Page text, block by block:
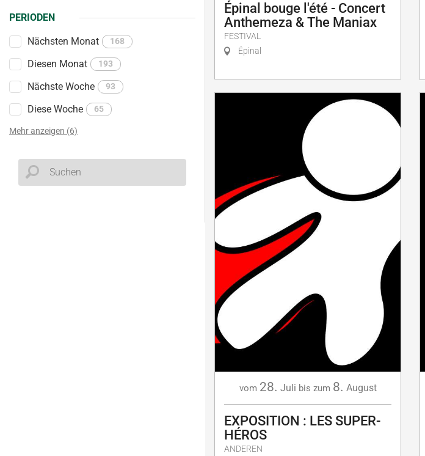
PERIODEN
Nächsten Monat 168
Diesen Monat 193
Nächste Woche 93
Diese Woche 65
Mehr anzeigen (6)
Épinal bouge l'été - Concert
Anthemeza & The Maniax
FESTIVAL
Épinal
vom 28. Juli bis zum 8. August
EXPOSITION : LES SUPER-
HÉROS
ANDEREN